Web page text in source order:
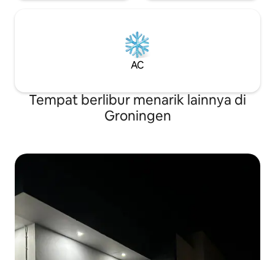
AC
Tempat berlibur menarik lainnya di
Groningen